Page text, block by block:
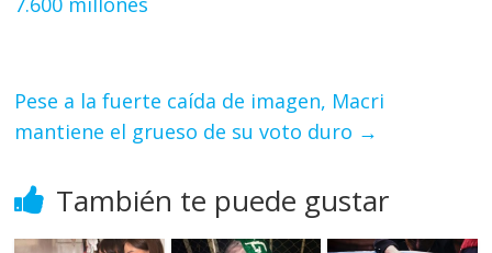
Pese a la fuerte caída de imagen, Macri
mantiene el grueso de su voto duro →
También te puede gustar